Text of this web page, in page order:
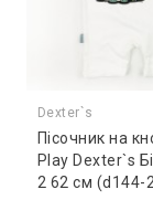
Dexter`s
Пісочник на
Play Dexter`s
2 62 см (d144-